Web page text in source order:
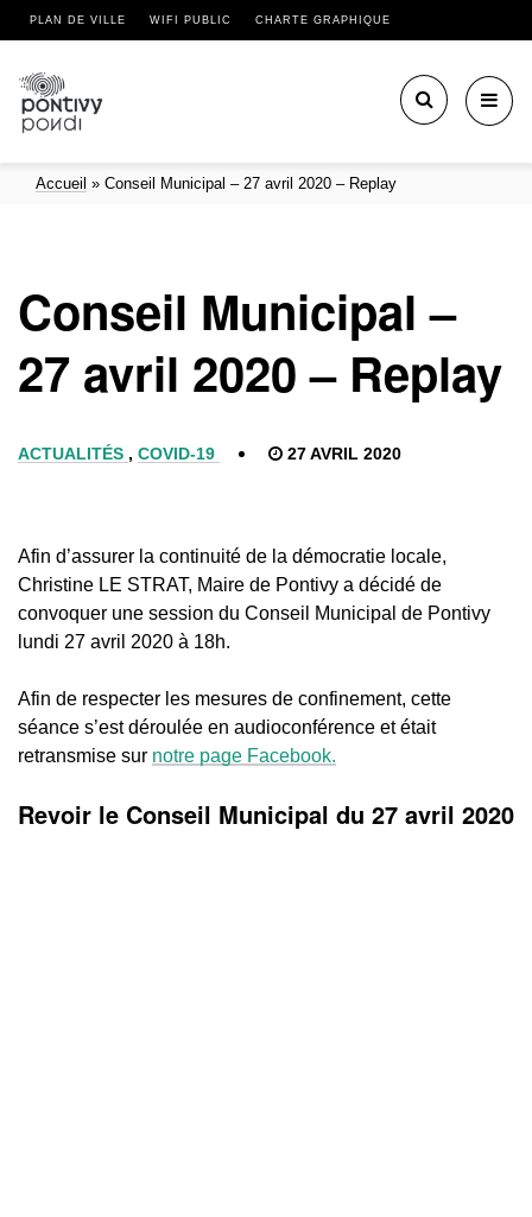
PLAN DE VILLE WIFI PUBLIC CHARTE GRAPHIQUE
Accueil » Conseil Municipal – 27 avril 2020 – Replay
Conseil Municipal –
27 avril 2020 – Replay
ACTUALITÉS , COVID-19 27 AVRIL 2020
Afin d’assurer la continuité de la démocratie locale,
Christine LE STRAT, Maire de Pontivy a décidé de
convoquer une session du Conseil Municipal de Pontivy
lundi 27 avril 2020 à 18h.
Afin de respecter les mesures de confinement, cette
séance s’est déroulée en audioconférence et était
retransmise sur notre page Facebook.
Revoir le Conseil Municipal du 27 avril 2020